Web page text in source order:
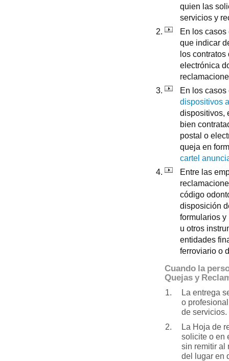
quien las
servicios y
En los
que indicar
los
electrónica
En los
dispositivos
dispositivos,
bien
postal o
queja en
cartel
Entre las
código
disposición
formularios
u otros
entidades
ferroviario o
Cuando la
Quejas y
La entrega
o
de servicios.
La Hoja de
solicite o en
sin remitir al
del lugar en